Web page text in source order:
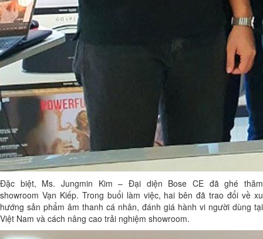
Đặc biệt, Ms. Jungmin Kim – Đại diện Bose CE đã ghé thăm
showroom Vạn Kiếp. Trong buổi làm việc, hai bên đã trao đổi về xu
hướng sản phẩm âm thanh cá nhân, đánh giá hành vi người dùng tại
Việt Nam và cách nâng cao trải nghiệm showroom.